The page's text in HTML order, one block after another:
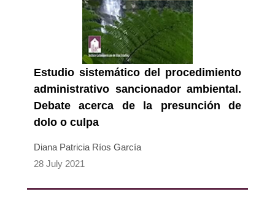
Estudio sistemático del procedimiento
administrativo sancionador ambiental.
Debate acerca de la presunción de
dolo o culpa
Diana Patricia Ríos García
28 July 2021